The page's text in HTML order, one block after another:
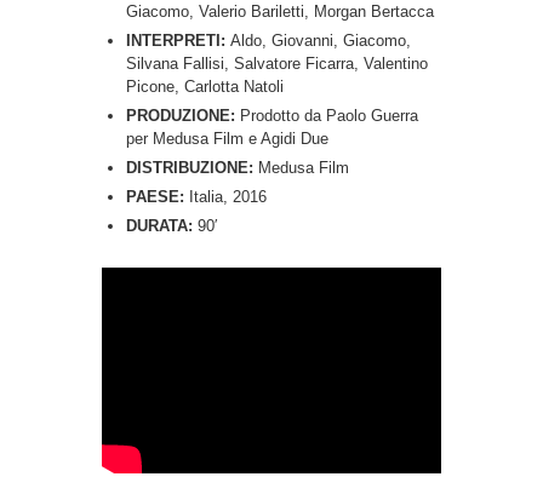
Giacomo, Valerio Bariletti, Morgan Bertacca
INTERPRETI: Aldo, Giovanni, Giacomo,
Silvana Fallisi, Salvatore Ficarra, Valentino
Picone, Carlotta Natoli
PRODUZIONE: Prodotto da Paolo Guerra
per Medusa Film e Agidi Due
DISTRIBUZIONE: Medusa Film
PAESE: Italia, 2016
DURATA: 90′